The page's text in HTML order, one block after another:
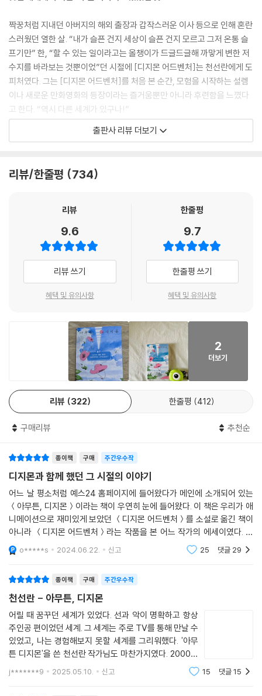
지를 뚫어져라 보던 것. 나를 찾는 사람이 아무도 없어 벽돌 사이로 풀이 무
성하던 어린이 안전교육용 가짜 도로에 서서 켜지지 않는 신호등을 하염없
이 기다리던 것. 경기가 없는 텅 빈 실내 배드민턴장 관객석에 앉아 있던
것. 실내체육관 외벽에 설치된 암벽 등반장에서 겨우 돌 하나 밟고 올라가
버티던 것. 사시사철 추운 집 계단 앞에 앉아 있던 것. 거실 끄트머리에 놓
인 식탁에 앉아 무언가를 먹던 것. 그리고 붉은 거실에서 TV를 보던 것. 그
렇게 줄곧 혼자였던 것.
--- p.30
아구몬과 함께여도 재미있겠고, 파닥몬도 정말 귀엽고, 피요몬도 멋있지
께 파묻혀주는 파피몬이 좋았다. 내게도 파피몬이 있었으면 좋겠다고 생각
것 같다. 그래도 디지털 세계는, 이 세계와 또 다른 차원의 세계는 외로운
나에게 큰 위로였다.
나는 디지몬의 진화 형태가 정해져 있지 않다는 것도, 그 진화가 완전한 성
장이 아니라는 점도 좋다. 디지몬은 언제든, 어떤 형태로든 진화할 수 있고
다시 돌아온다. 잘못 진화하면 다시 진화하면 된다. 스스로가 마음에 들지
찮아, 다시 진화하면 돼.’
그날 밤 잊고 있던 〈디지몬 어드벤처〉를 1화부터 다시 보았다. 그 세계가 여
전히 그곳에 있음에, 모니터 너머에 나처럼 답답해하는 고래가 갇혀 있음
에 어떤 위로를 느꼈다. 그럼, 조금만 더 믿어볼까. 나도 아직 디지털 세계
로 갈 수 있다고. 내게도 선택받을 기회가 남아 있다고. 내게 주어진 문장이
아직 뭔지 모르니까, 살다 보면 알게 될지도 모르니까 조금만 더 기다려볼
--- pp.53-54
그때 친구가 해준 말은 여태껏 내가 뼈에 새기고 있는 삶의 이정표 중 하나
다. 모두가 모든 것을 완벽하게 준비하고 시작하지 않는다. 우리는 아무 준
비 없이 피아노 건반을 누르고, 어쩌다 크레파스로 그림을 그리고, 규칙도
모른 채 축구공을 찬다. 어떤 일을 시작할 때, 우리는 그것의 정체를 전부
알고 하지 않는다. 희끄무레한 빛, 크기를 알 수 없는 그림자, 그런 것을 더
듬으며 나아간다. 공부는 더 자세히 알기 위한 후속 단계이지, 출발점에서
쓰기의 도구인 글자를 알고 있다. 그럼 쓰면 된다.
--- p.65
어디 가지 않을 거라는 말 대신 나도 엄마를 단단히 끌어안는다. 미안했다
는 말 대신 사랑한다고 말한다. 그것이 우리가 서로를 확인하는 방법이다.
--- p.100
짝꿍처럼 지내던 아버지의 해외 출장과 갑작스러운 이사 등으로 인해 혼란
스러웠던 열한 살. “내가 슬픈 건지 세상이 슬픈 건지 모르고 그저 온통 슬
프기만” 한, “할 수 있는 일이라고는 올챙이가 드글드글해 까맣게 변한 저
수지를 바라보는 것뿐이었”던 시절에 [디지몬 어드벤처]는 천선란에게 도
피처였다. 그는 [디지몬 어드벤처]를 처음 본 순간, 모험을 시작하는 설렘
이나 새로운 만화영화의 등장이라는 즐거움뿐만 아니라 후련함을 느꼈다
고 한다. “역시 다른 세계가 있구나!”
[디지몬 어드벤처]를 알게 되면서 작가는 디지털 세계로 가기를 간절히 바
에 대한 복수를 하고 싶었던 것 같다.” 『아무튼, 디지몬』은 유년의 답답함
아닌 다른 세계를, 이야기를 상상하는 것이었다. 그렇게 그는 계속해서 다
했지만, 그 덕에 마주친 아름다운 세계는 지금의 천선란 세계를 만든 이야
기의 불씨가 되었다.
“내가 내 재능을 처음 느낀 건 열두 살 때이다. 우선 이 이야기를 하기 전에
우리는 재능이란 단어를 덜 비범하게 여길 필요가 있다고 말하고 싶다. 사
날 갑자기, 누가 시키지 않았음에도, 불현듯 그것을 ‘계속하게 되는 힘’에
다름 아니다. 시킨 이가 없는데 내가 그 행위를 계속하고 있다? 그렇다면
그것에 재능이 있다고 봐도 좋다. 내게 그것은 이야기였다. 망상이라 해도
좋을 법한, 글쓰기로 정형화되기 이전의 더 날것의 이야기.”
“여기 엄마가 있다. 엄마는 꼭 신인류 같고, 외계인 같고, 처음 만난 디지몬
같다.”
스물한 살, 엄마가 뇌출혈로 갑자기 쓰러졌다. 큰 수술을 받아 중환자실에
지몬” 같은 얼굴로 자신을 봤다고 기억한다. “세상과 홀로 싸우다 모든 데
이터를 소진해 유아기로 돌아간, 나의 나이 많고 어린 디지몬.” 십대 후반
까지 디지몬이 나타나기를 바랐던 그에게 지키고 돌보고 함께 성장해야 할
디지몬이 생긴 것이다. 하지만 돌봄의 현실은 무섭다. “그렇게 스물한 살에
서 스물여섯 살이 되었다. 내 안에 아무것도 없었다. 빛날 문장이 없었다.
세계는 평면적이고 무채색이었다.” 자신 안의 모든 이야기가 다 사라졌고,
다른 차원으로 넘나들 수 있었던 문이 모조리 닫혔던 시절. 아무것도 쓸 수
없었던 시절. 하지만 문은 다른 곳에서 열린다. 『아무튼, 디지몬』은 (사라
진) 엄마와 함께 (다시) 성장해가는 이야기다. 작가는 원인 불명의 치매를
앓고 있는 엄마와 마주하면서 또 다른 삶의 이유를, “이상하리만치 존재 이
유를 절실하게 찾던 소녀가 드디어 이유를 찾”는다.
“여기 엄마가 있다. 언제나 늘 조금만 더 살아보자고 말하던, 딸이 힘들어
보이면 새벽에도 차에 태워 바다를 보러 가던 엄마가 여기에 있다. 현실에
발을 딛고 엄마를 본다. 엄마는 꼭 신인류 같고, 외계인 같고, 처음 만난 디
지몬 같다.”
출판사 리뷰 더보기
리뷰/한줄평 734
리뷰
9.6
리뷰 쓰기
혜택 및 유의사항
한줄평
9.7
한줄평 쓰기
혜택 및 유의사항
2
더보기
리뷰 322 한줄평 412
구매리뷰 추천순
종이책 구매 주간우수작
디지몬과 함께 했던 그 시절의 이야기
어느 날 평소처럼 예스24 홈페이지에 들어왔다가 메인에 소개되어 있는
＜아무튼, 디지몬＞이라는 책이 우연히 눈에 들어왔다. 이 책은 우리가 애
니메이션으로 재미있게 보았던 ＜디지몬 어드벤처＞를 소설로 옮긴 책이
아니라 ＜디지몬 어드벤처＞라는 작품을 본 어느 작가의 에세이였다. 그
디지몬을 소재로 작가가 어떤 이야기를 풀어냈을지 궁금했다. 한동안 에
세이를 읽지 않
o*****s 2024.06.22. 신고 25 댓글 29
종이책 구매 주간우수작
천선란 - 아무튼, 디지몬
어릴 때 꿈꾸던 세계가 있었다. 선과 악이 명확하고 항상
주인공 편이었던 세계. 그 세계는 주로 TV를 통해 만날 수
있었고, 나는 경험해보지 못할 세계를 그리워했다. '아무
튼 디지몬'을 쓴 천선란 작가님도 마찬가지였다. 2000년
에 방영된 디지몬 어드벤처는 일곱 명의 선택받은 아이들
이 디지털 세상, 즉 디지몬들이 있는 세계로 차원이동하며
j*******9 2025.05.10. 신고 15 댓글15